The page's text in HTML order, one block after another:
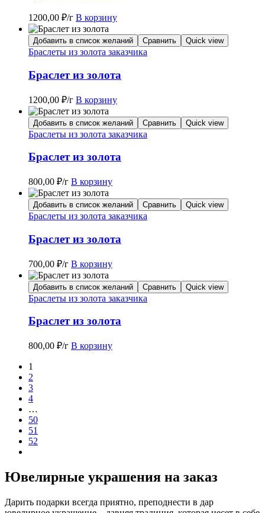
1200,00 ₽/г В корзину
Добавить в список желаний Сравнить Quick view
Браслеты из золота заказчика
Браслет из золота
1200,00 ₽/г В корзину
Добавить в список желаний Сравнить Quick view
Браслеты из золота заказчика
Браслет из золота
800,00 ₽/г В корзину
Добавить в список желаний Сравнить Quick view
Браслеты из золота заказчика
Браслет из золота
700,00 ₽/г В корзину
Добавить в список желаний Сравнить Quick view
Браслеты из золота заказчика
Браслет из золота
800,00 ₽/г В корзину
1
2
3
4
…
50
51
52
Ювелирные украшения на заказ
Дарить подарки всегда приятно, преподнести в дар